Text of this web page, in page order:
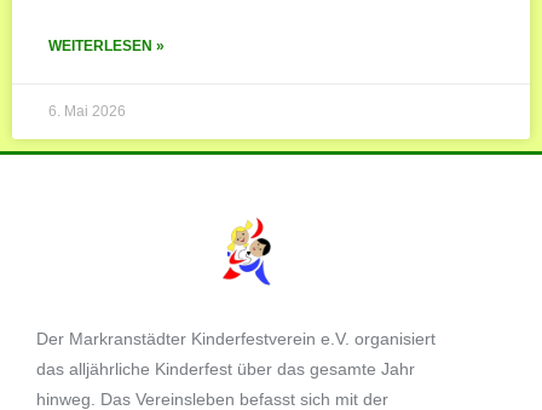
WEITERLESEN »
6. Mai 2026
Der Markranstädter Kinderfestverein e.V. organisiert
das alljährliche Kinderfest über das gesamte Jahr
hinweg. Das Vereinsleben befasst sich mit der